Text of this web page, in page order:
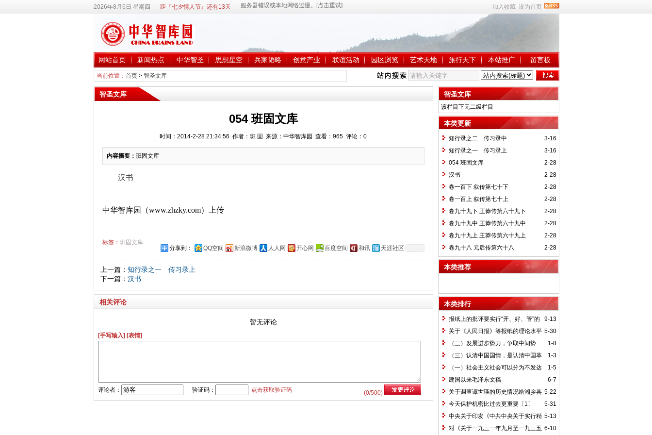
2026年8月6日 星期四 距『七夕情人节』还有13天 加入收藏 设为首页
网站首页 新闻热点 中华智圣 思想星空 兵家韬略 创意产业 联谊活动 园区浏览 艺术天地 旅行天下 本站推广 留言板
当前位置： 首页> 智圣文库
智圣文库
054 班固文库
时间：2014-2-28 21:34:56 作者：班 固 来源：中华智库园 查看： 965 评论： 0
内容摘要： 班固文库
汉书
中华智库园（www.zhzky.com）上传
标签： 班固文库
分享到：
QQ空间 新浪微博 人人网 开心网 百度空间 和讯 天涯社区
上一篇： 知行录之一 传习录上
下一篇： 汉书
相关评论
暂无评论
[手写输入] [表情]
(0/500)
评论者： 验证码： 点击获取验证码
智圣文库
该栏目下无二级栏目
本类更新
3-16
知行录之二 传习录中
3-16
知行录之一 传习录上
2-28
054 班固文库
2-28
汉书
2-28
卷一百下 叙传第七十下
2-28
卷一百上 叙传第七十上
2-28
卷九十九下 王莽传第六十九下
2-28
卷九十九中 王莽传第六十九中
2-28
卷九十九上 王莽传第六十九上
2-28
卷九十八 元后传第六十八
本类推荐
本类排行
9-13
报纸上的批评要实行“开、好、管”的
方针*
5-30
关于《人民日报》等报纸的理论水平
的批语〔1〕
1-8
（三）发展进步势力，争取中间势
力，孤立顽固势力
1-3
（三）认清中国国情，是认清中国革
命一切问题的基本依据
1-5
（一）社会主义社会可以分为不发达
和比较发达两个阶段
6-7
建国以来毛泽东文稿
5-22
关于调查谭世瑛的历史情况给湘乡县
委的信和给谭世瑛的复信
5-31
今天保护机密比过去更重要〔1〕
5-13
中央关于印发《中共中央关于实行精
兵简政、增产节约、反对贪污、反对浪费
6-10
对《关于一九三一年九月至一九三五